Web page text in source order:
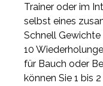
Trainer oder im
selbst eines
Schnell
10
für Bauch oder
können Sie 1 bis